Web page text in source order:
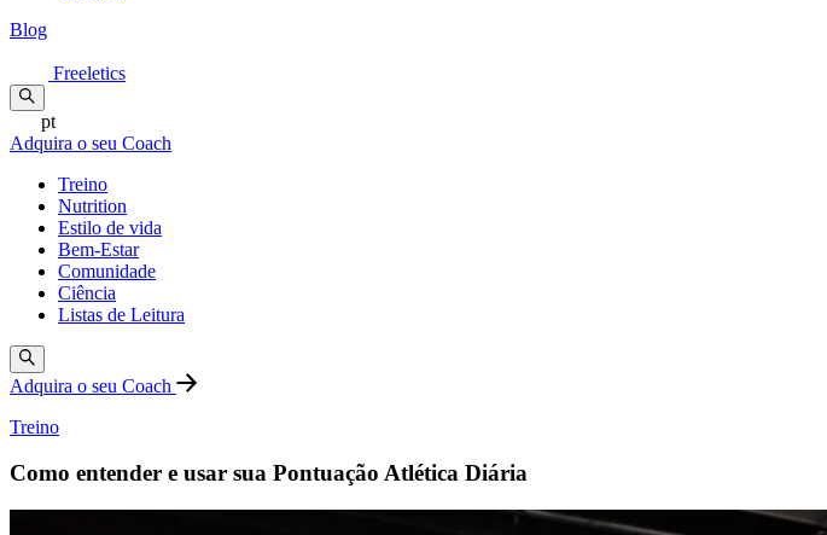
Blog
Freeletics
pt
Adquira o seu Coach
Treino
Nutrition
Estilo de vida
Bem-Estar
Comunidade
Ciência
Listas de Leitura
Adquira o seu Coach
Treino
Como entender e usar sua Pontuação Atlética Diária